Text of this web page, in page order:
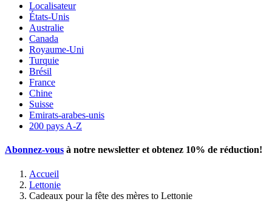
Localisateur
États-Unis
Australie
Canada
Royaume-Uni
Turquie
Brésil
France
Chine
Suisse
Emirats-arabes-unis
200 pays A-Z
Abonnez-vous à notre newsletter et obtenez 10% de réduction!
Accueil
Lettonie
Cadeaux pour la fête des mères to Lettonie